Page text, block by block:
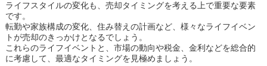
ライフスタイルの変化も、売却タイミングを考える上で重要な要素
です。
転勤や家族構成の変化、住み替えの計画など、様々なライフイベン
トが売却のきっかけとなるでしょう。
これらのライフイベントと、市場の動向や税金、金利などを総合的
に考慮して、最適なタイミングを見極めましょう。